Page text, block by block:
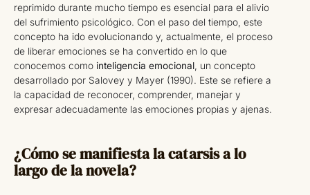
reprimido durante mucho tiempo es esencial para el alivio
del sufrimiento psicológico. Con el paso del tiempo, este
concepto ha ido evolucionando y, actualmente, el proceso
de liberar emociones se ha convertido en lo que
conocemos como inteligencia emocional , un concepto
desarrollado por Salovey y Mayer (1990). Este se refiere a
la capacidad de reconocer, comprender, manejar y
expresar adecuadamente las emociones propias y ajenas.
¿Cómo se manifiesta la catarsis a lo
largo de la novela?